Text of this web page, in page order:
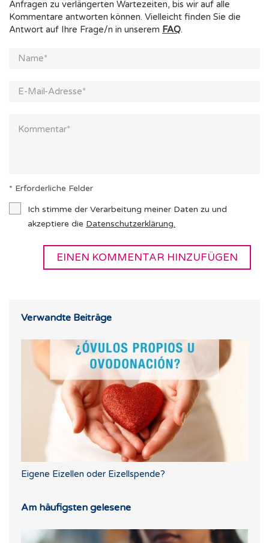
Anfragen zu verlängerten Wartezeiten, bis wir auf alle
Kommentare antworten können. Vielleicht finden Sie die
Antwort auf Ihre Frage/n in unserem FAQ.
* Erforderliche Felder
Ich stimme der Verarbeitung meiner Daten zu und
akzeptiere die Datenschutzerklärung.
Verwandte Beiträge
Eigene Eizellen oder Eizellspende?
Am häufigsten gelesene